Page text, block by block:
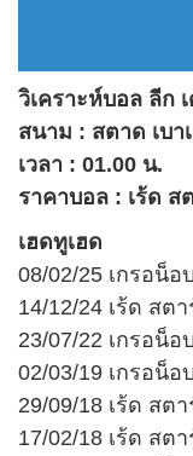
วิเคราะห์บอล ลีก
สนาม : สตาด เบา
เวลา : 01.00 น.
ราคาบอล : เร้ด ส
เฮดทูเฮด
08/02/25 เกรอน็อ
14/12/24 เร้ด สต
23/07/22 เกรอน็
02/03/19 เกรอน็
29/09/18 เร้ด สต
17/02/18 เร้ด สต